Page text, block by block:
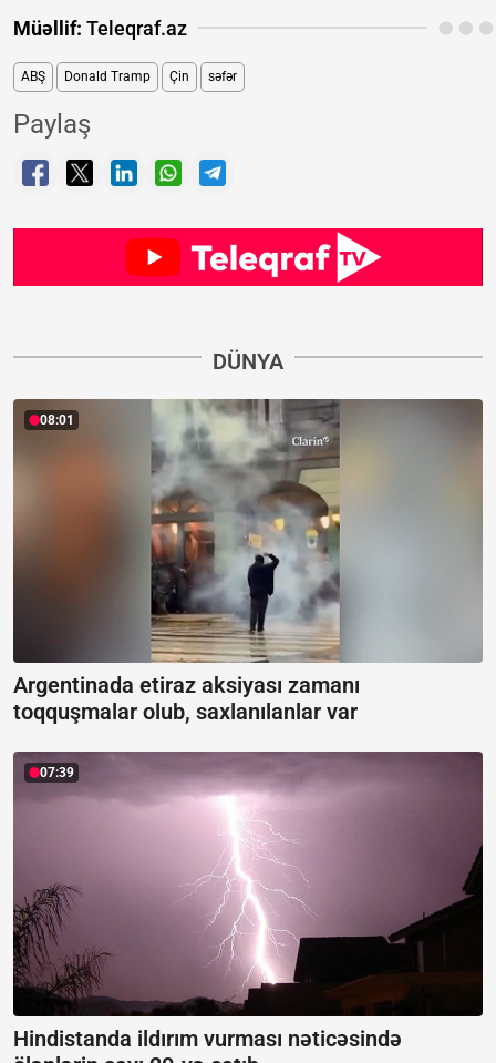
Müəllif: Teleqraf.az
ABŞ Donald Tramp Çin səfər
Paylaş
DÜNYA
08:01
Argentinada etiraz aksiyası zamanı
toqquşmalar olub, saxlanılanlar var
07:39
Hindistanda ildırım vurması nəticəsində